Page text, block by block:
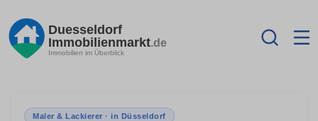
Duesseldorf
Immobilienmarkt.de
Immobilien im Überblick
Maler & Lackierer · in Düsseldorf